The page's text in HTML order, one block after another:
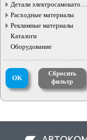
Детали электросамокатов и
электротранспорта
Расходные материалы
Рекламные материалы
Каталоги
Оборудование
OK
Сбросить
фильтр